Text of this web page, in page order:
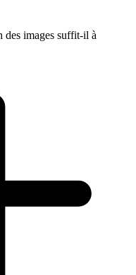
des images suffit-il à